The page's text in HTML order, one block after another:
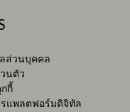
ส่วนบุคคล
นตัว
กี้
แพลตฟอร์มดิจิทัล